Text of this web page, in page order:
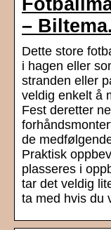
–
Dette store
i hagen eller
stranden eller
veldig enkelt å
Fest deretter
de
Praktisk
plasseres i
tar det veldig
ta med hvis du